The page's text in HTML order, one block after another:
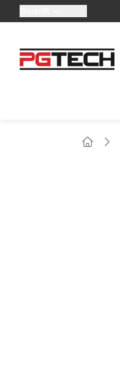
selector.vat